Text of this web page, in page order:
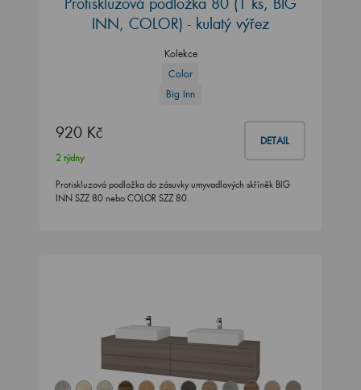
INN, COLOR) - kulatý výřez
Kolekce
Color
Big Inn
920 Kč DETAIL
2 týdny
Protiskluzová podložka do zásuvky umyvadlových skříněk BIG
INN SZZ 80 nebo COLOR SZZ 80.